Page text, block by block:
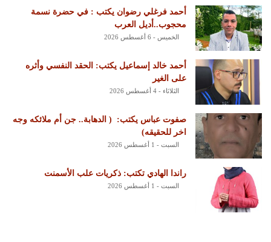
أحمد فرغلي رضوان يكتب : في حضرة نسمة
محجوب..أديل العرب
الخميس - 6 أغسطس 2026
أحمد خالد إسماعيل يكتب: الحقد النفسي وأثره
على الغير
الثلاثاء - 4 أغسطس 2026
‏صفوت عباس يكتب: ‏ ‏( الدهابة.. جن أم ملائكه وجه
اخر للحقيقه)
السبت - 1 أغسطس 2026
راندا الهادي تكتب: ذكريات علب الأسمنت
السبت - 1 أغسطس 2026